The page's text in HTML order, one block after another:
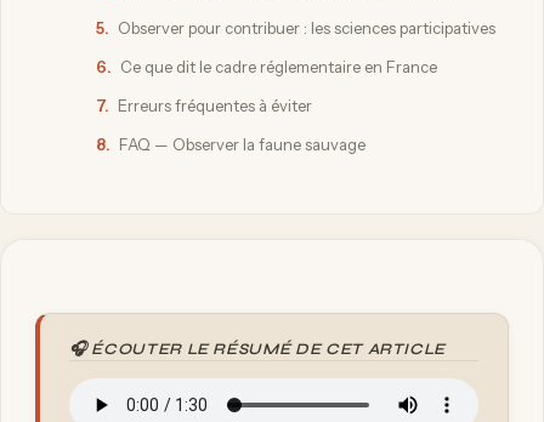
5. Observer pour contribuer : les sciences participatives
6. Ce que dit le cadre réglementaire en France
7. Erreurs fréquentes à éviter
8. FAQ — Observer la faune sauvage
🎧 ÉCOUTER LE RÉSUMÉ DE CET ARTICLE